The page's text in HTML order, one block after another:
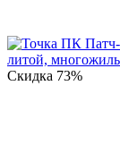
Скидка 73%